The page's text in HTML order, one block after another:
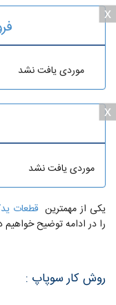
x
موردی یافت نشد
x
موردی یافت نشد
یکی از مهمترین قطعات
را در ادامه توضیح خواهیم
روش کار سوپاپ :